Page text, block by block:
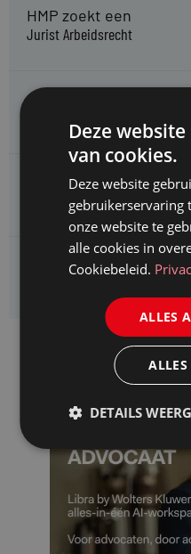
HMP zoekt een
Jurist Arbeidsrecht
Gemeente Meppel
CAOP zoekt een
Juridisch adviseur (junior)
Kifid zoekt een
Deze
van cookies.
Deze website
gebruikerservaring
onze website te
alle cookies in
Cookiebeleid.
ALLES
DETAILS